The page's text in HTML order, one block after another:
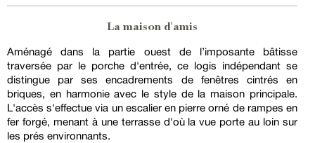
La maison d'amis
Aménagé dans la partie ouest de l’imposante bâtisse
traversée par le porche d'entrée, ce logis indépendant se
distingue par ses encadrements de fenêtres cintrés en
briques, en harmonie avec le style de la maison principale.
L'accès s'effectue via un escalier en pierre orné de rampes en
fer forgé, menant à une terrasse d'où la vue porte au loin sur
les prés environnants.